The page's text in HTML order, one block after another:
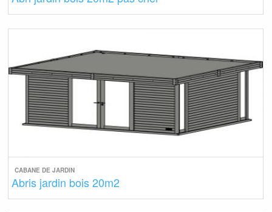
CABANE DE JARDIN
Abris jardin bois 20m2